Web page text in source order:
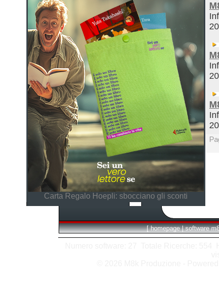
Carta Regalo Hoepli: sbocciano gli sconti
[ homepage | software